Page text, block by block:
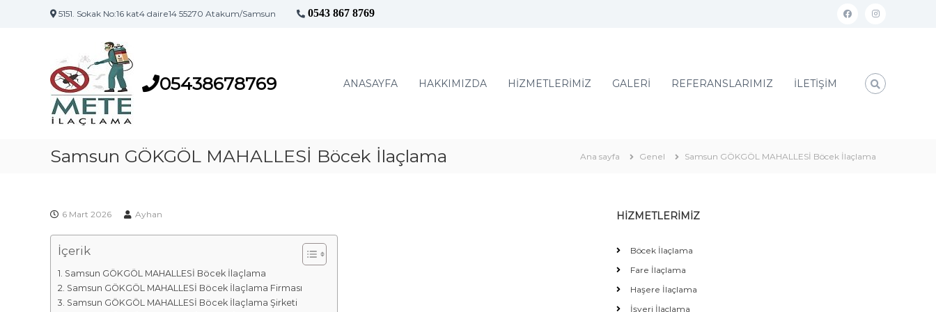
5151. Sokak No:16 kat4 daire14 55270 Atakum/Samsun 0543 867 8769
s
l
a
m
F
i
r
u
n
İ
ç
a
a
M
05438678769 ANASAYFA HAKKIMIZDA HİZMETLERİMİZ GALERİ REFERANSLARIMIZ İLETİŞİM
Samsun GÖKGÖL MAHALLESİ Böcek İlaçlama Ana sayfa Genel Samsun GÖKGÖL MAHALLESİ Böcek İlaçlama
6 Mart 2026 Ayhan
İçerik
Samsun GÖKGÖL MAHALLESİ Böcek İlaçlama
Samsun GÖKGÖL MAHALLESİ Böcek İlaçlama Firması
Samsun GÖKGÖL MAHALLESİ Böcek İlaçlama Şirketi
HİZMETLERİMİZ
Böcek İlaçlama
Fare İlaçlama
Haşere İlaçlama
İşyeri İlaçlama